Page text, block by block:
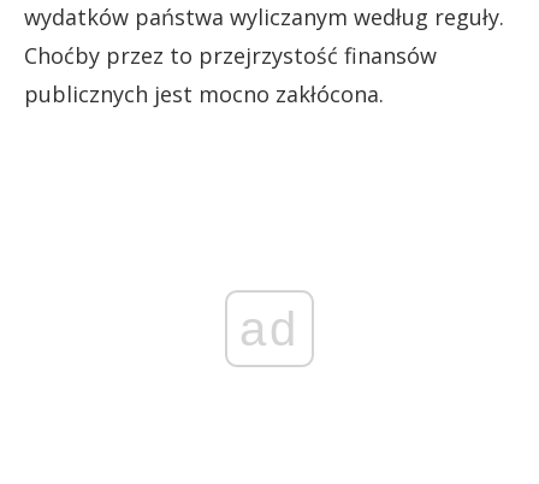
wydatków państwa wyliczanym według reguły.
Choćby przez to przejrzystość finansów
publicznych jest mocno zakłócona.
ad